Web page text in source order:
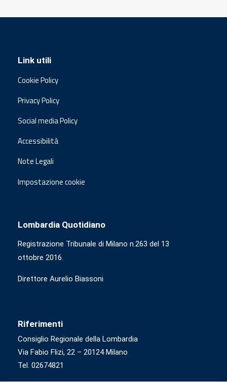
Link utili
Cookie Policy
Privacy Policy
Social media Policy
Accessibilità
Note Legali
Impostazione cookie
Lombardia Quotidiano
Registrazione Tribunale di Milano n.263 del 13
ottobre 2016.
Direttore Aurelio Biassoni
Riferimenti
Consiglio Regionale della Lombardia
Via Fabio Flizi, 22 – 20124 Milano
Tel. 02674821